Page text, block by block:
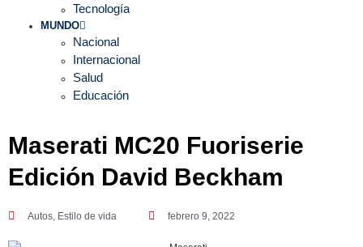
Tecnología
MUNDO
Nacional
Internacional
Salud
Educación
Maserati MC20 Fuoriserie
Edición David Beckham
Autos, Estilo de vida febrero 9, 2022